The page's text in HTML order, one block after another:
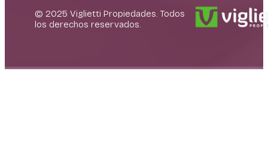
© 2025 Viglietti Propiedades. Todos
los derechos reservados.